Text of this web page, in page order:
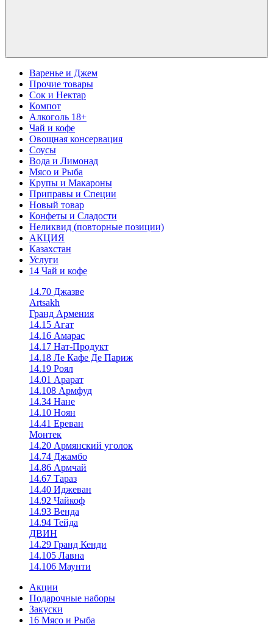
Варенье и Джем
Прочие товары
Сок и Нектар
Компот
Алкоголь 18+
Чай и кофе
Овощная консервация
Соусы
Вода и Лимонад
Мясо и Рыба
Крупы и Макароны
Приправы и Специи
Новый товар
Конфеты и Сладости
Неликвид (повторные позиции)
АКЦИЯ
Казахстан
Услуги
14 Чай и кофе
14.70 Джазве
Artsakh
Гранд Армения
14.15 Агат
14.16 Амарас
14.17 Нат-Продукт
14.18 Ле Кафе Де Париж
14.19 Роял
14.01 Арарат
14.108 Армфуд
14.34 Нане
14.10 Ноян
14.41 Ереван
Монтек
14.20 Армянский уголок
14.74 Джамбо
14.86 Армчай
14.67 Тараз
14.40 Иджеван
14.92 Чайкоф
14.93 Венда
14.94 Тейда
ДВИН
14.29 Гранд Кенди
14.105 Лавна
14.106 Маунти
Акции
Подарочные наборы
Закуски
16 Мясо и Рыба